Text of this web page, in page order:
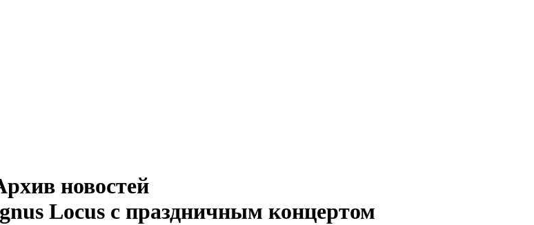
новостей
Locus c праздничным концертом